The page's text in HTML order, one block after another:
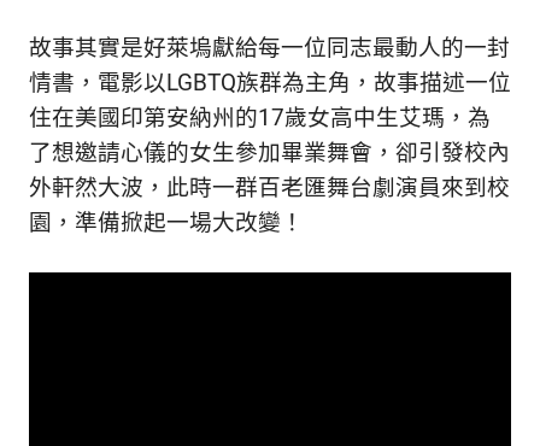
故事其實是好萊塢獻給每一位同志最動人的一封
情書，電影以LGBTQ族群為主角，故事描述一位
住在美國印第安納州的17歲女高中生艾瑪，為
了想邀請心儀的女生參加畢業舞會，卻引發校內
外軒然大波，此時一群百老匯舞台劇演員來到校
園，準備掀起一場大改變！